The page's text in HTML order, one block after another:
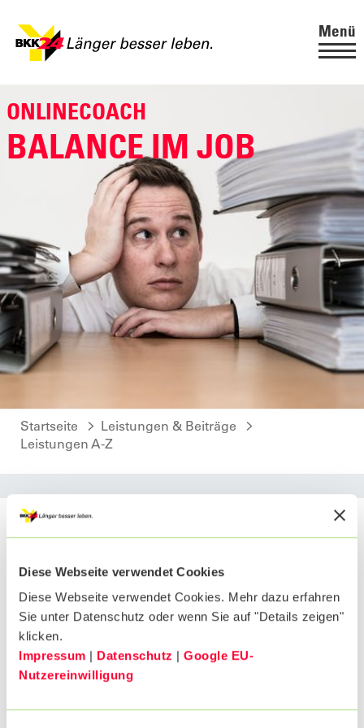
Diese Webseite verwendet Cookies
Diese Webseite verwendet Cookies. Mehr dazu erfahren
Sie unter Datenschutz oder wenn Sie auf "Details zeigen"
klicken.
Impressum | Datenschutz | Google EU-
Nutzereinwilligung
Menü
ONLINECOACH
BALANCE IM JOB
Startseite
Leistungen & Beiträge
Leistungen A-Z
Unser Extra für Sie: Ihr persönlicher Coach
gegen Stress im Job!
"Stress" hat direkten Einfluss auf unsere
Gesundheit und unser Wohlbefinden. Vor
allem dauerhafte Belastungen können
negative Folgen haben. Neben körperlichen
Auswirkungen wie Herzkreislaufproblemen
oder einem geschwächten Immunsystem,